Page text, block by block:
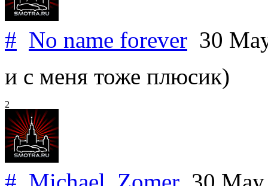
# No name forever 30
и с меня тоже плюсик)
2